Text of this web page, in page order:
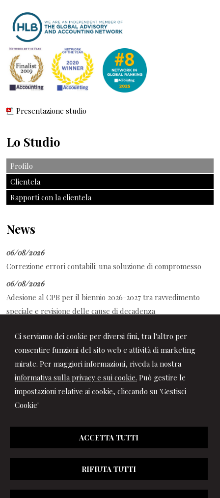
Ci serviamo dei cookie per diversi fini, tra l'altro per
consentire funzioni del sito web e attività di marketing
mirate. Per maggiori informazioni, riveda la nostra
informativa sulla privacy e sui cookie. Può gestire le
impostazioni relative ai cookie, cliccando su 'Gestisci
Cookie'
ACCETTA TUTTI
RIFIUTA TUTTI
Presentazione studio
Lo Studio
Profilo
Clientela
Rapporti con la clientela
News
06/08/2026
Correzione errori contabili: una soluzione di compromesso
06/08/2026
Adesione al CPB per il biennio 2026-2027 tra ravvedimento
speciale e revisione delle cause di decadenza
Personale scolastico: cosa cambia dopo l'illegittimità del
limite dei 70 anni al lavoro